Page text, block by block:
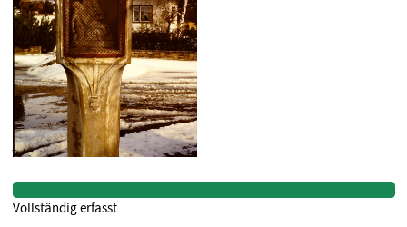
Vollständig erfasst